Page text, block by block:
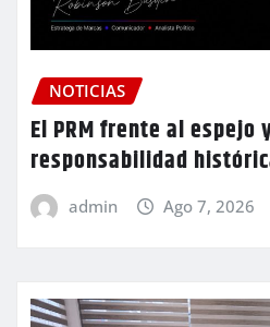
NOTICIAS
El PRM frente al espejo
responsabilidad
admin Ago 7, 2026